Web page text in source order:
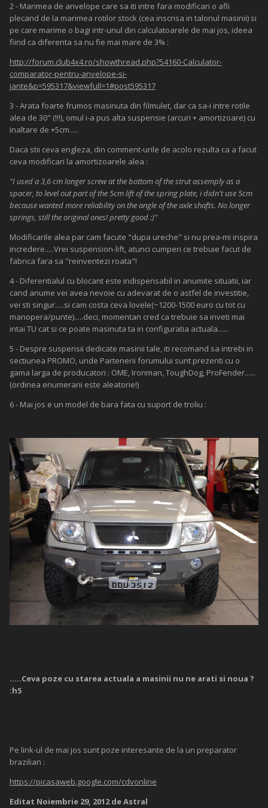
2 - Marimea de anvelope care sa iti intre fara modificari o afli
plecand de la marimea rotilor stock (cea inscrisa in talonul masinii) si
pe care marime o bagi intr-unul din calculatoarele de mai jos, ideea
fiind ca diferenta sa nu fie mai mare de 3% :
http://forum.club4x4.ro/showthread.php?54160-Calculator-
comparator-pentru-anvelope-si-
jante&p=595317&viewfull=1#post595317
3 - Arata foarte frumos masinuta din filmulet, dar ca sa-i intre rotile
alea de 30" (!!!), omul i-a pus alta suspensie (arcuri + amortizoare) cu
inaltare de +5cm.....
Daca stii ceva engleza, din comment-urile de acolo rezulta ca a facut
ceva modificari la amortizoarele alea :
"I used a 3,6 cm longer screw at the bottom of the strut assemply as a
spacer, to level out part of the 5cm lift of the spring plate, i didn't use 5cm
because wanted more reliability on the angle of the axle shafts. No longer
springs, still the original ones! pretty good :)"
Modificarile alea par cam facute "dupa ureche" si nu prea-mi inspira
incredere.....Vrei suspension-lift, atunci cumperi ce trebuie facut de
fabrica fara sa "reinventezi roata"!
4 - Diferentialul cu blocant este indispensabil in anumite situatii, iar
cand anume vei avea nevoie cu adevarat de o astfel de investitie,
vei sti singur.....si cam costa ceva lovele(~1200-1500 euro cu tot cu
manopera/punte).....deci, momentan cred ca trebuie sa inveti mai
intai TU cat si ce poate masinuta ta in configuratia actuala......
5 - Despre suspensii dedicate masinii tale, iti recomand sa intrebi in
sectiunea PROMO, unde Partenerii forumului sunt prezenti cu o
gama larga de producatori : OME, Ironman, ToughDog, ProFender......
(ordinea enumerarii este aleatorie!)
6 - Mai jos e un model de bara fata cu suport de troliu :
.....Ceva poze cu starea actuala a masinii nu ne arati si noua ?
:h5
Pe link-ul de mai jos sunt poze interesante de la un preparator
brazilian :
https://picasaweb.google.com/cdvonline
Editat Noiembrie 29, 2012de Astral